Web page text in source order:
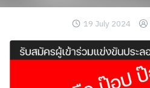
19 July 2024